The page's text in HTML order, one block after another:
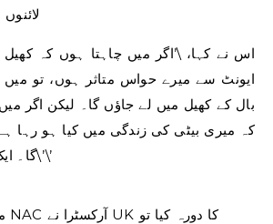
ایونٹ سے میرے حواس متاثر ہوں، تو میں
بال کے کھیل میں لے جاؤں گا۔ لیکن اگر
کہ میری بیٹی کی زندگی میں کیا ہو رہا
گا۔ ایک بیس بال کا کھیل۔\’\’